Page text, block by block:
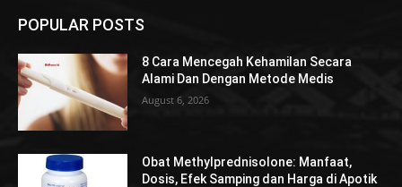
POPULAR POSTS
8 Cara Mencegah Kehamilan Secara
Alami Dan Dengan Metode Medis
August 6, 2026
Obat Methylprednisolone: Manfaat,
Dosis, Efek Samping dan Harga di Apotik